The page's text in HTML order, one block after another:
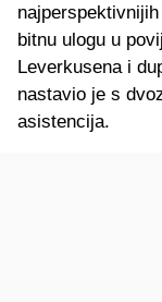
bitnu ulogu u
Leverkusena i
nastavio je s
asistencija.